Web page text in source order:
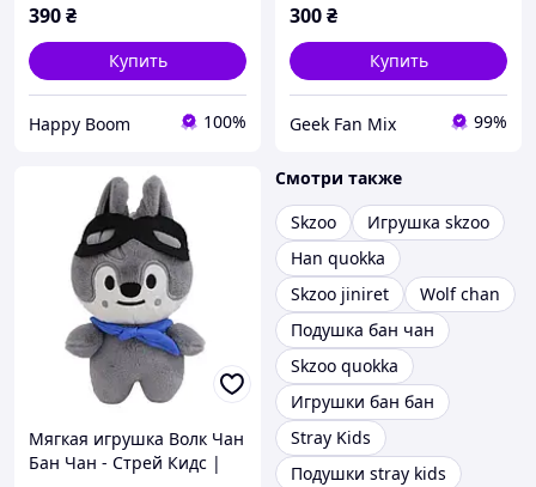
390₴
Купить
Happy Boom 100%
300₴
Купить
Geek Fan Mix 99%
Мягкая игрушка Волк Чан
Бан Чан - Стрей Кидс |
Смотри также
Skzoo
Игрушка skzoo
Han quokka
Skzoo jiniret
Wolf chan
Подушка бан чан
Skzoo quokka
Игрушки бан бан
Stray Kids
Подушки stray kids